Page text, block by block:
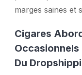
marges saines et
Cigares
Occasionnels
Du